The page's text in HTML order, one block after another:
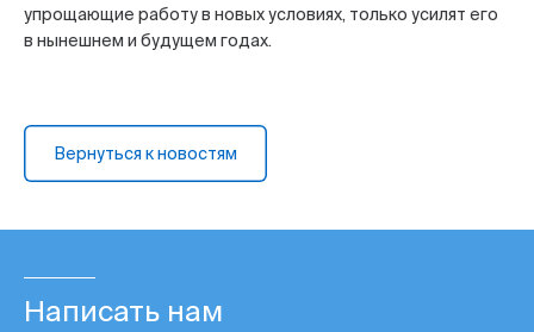
упрощающие работу в новых условиях, только усилят его
в нынешнем и будущем годах.
Вернуться к новостям
Написать нам